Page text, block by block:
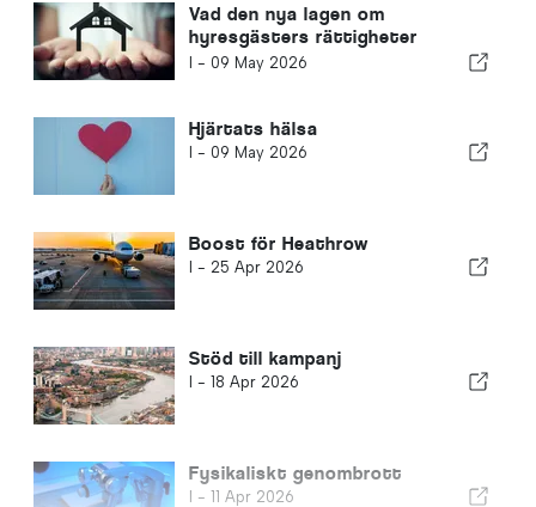
Vad den nya lagen om
hyresgästers rättigheter
innebär för hyresgäster och
I - 09 May 2026
Hjärtats hälsa
I - 09 May 2026
Boost för Heathrow
I - 25 Apr 2026
Stöd till kampanj
I - 18 Apr 2026
Fysikaliskt genombrott
I - 11 Apr 2026